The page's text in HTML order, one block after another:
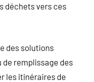
déchets vers ces
des solutions
remplissage des
les itinéraires de